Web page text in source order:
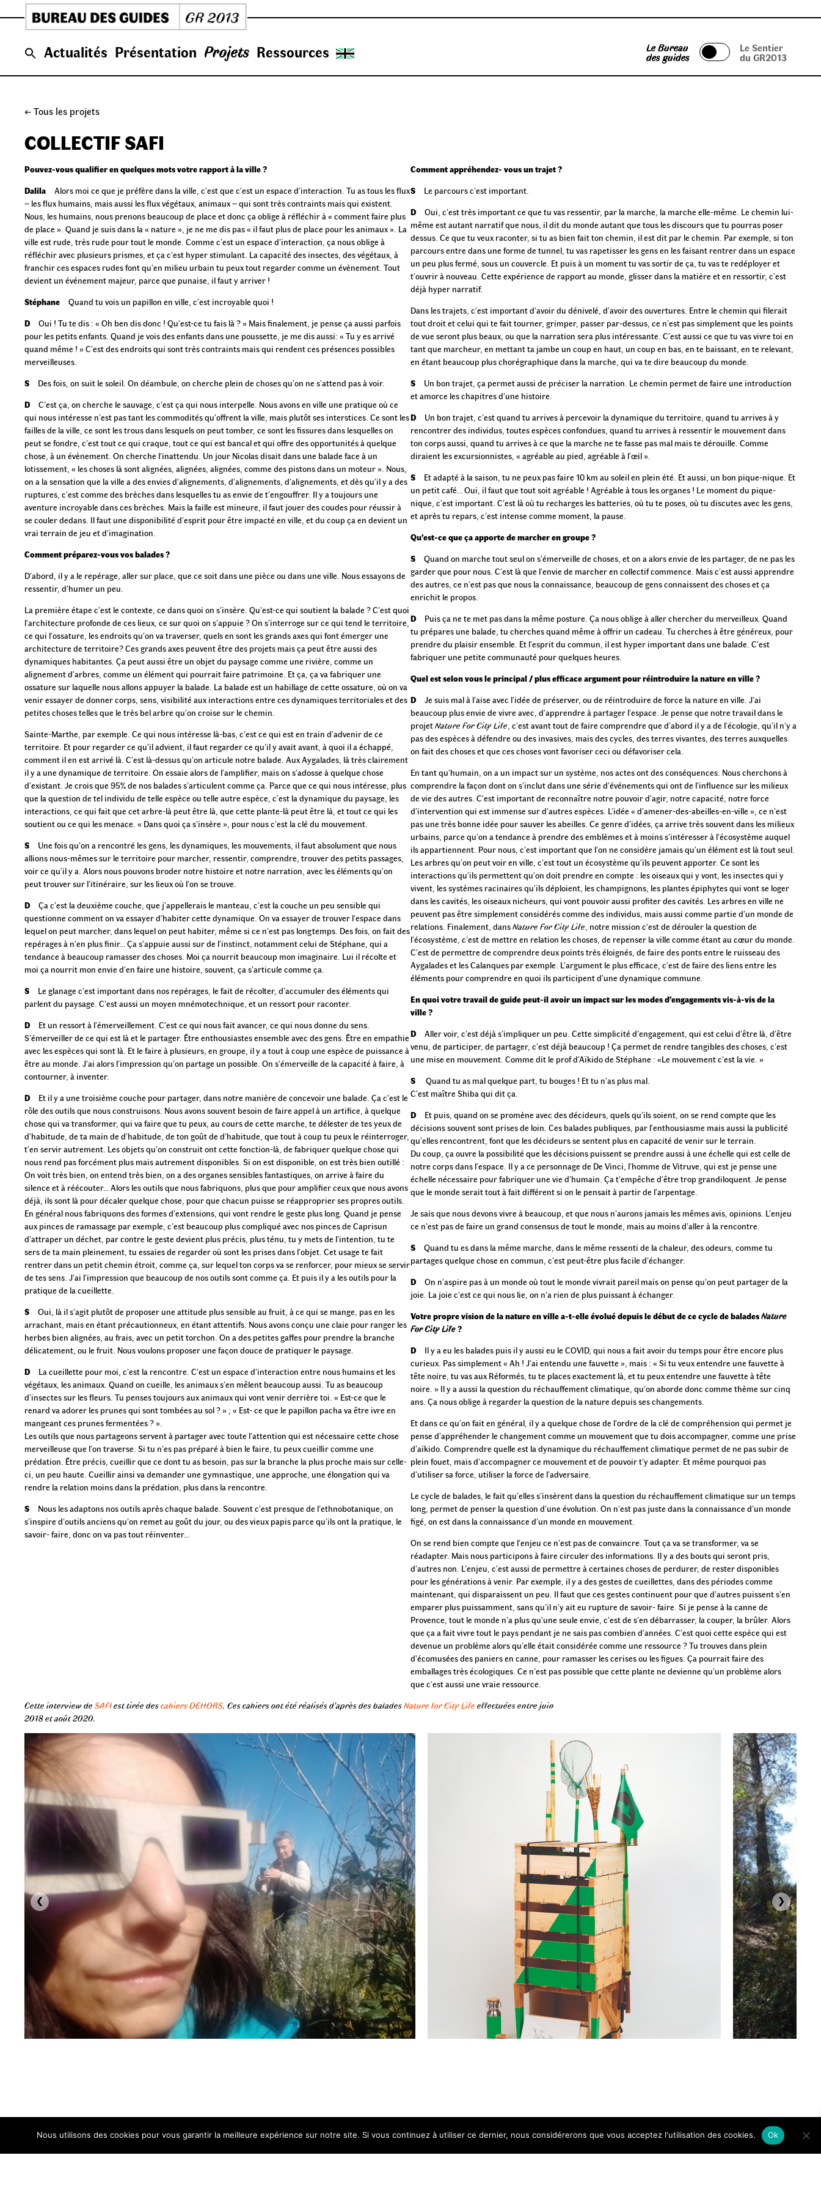
to
content
Actualités Présentation Projets Ressources Le Bureau
des guides
Le Sentier
du GR2013
← Tous les projets
COLLECTIF SAFI
Pouvez-vous qualifier en quelques mots votre rapport à la ville ?
Dalila Alors moi ce que je préfère dans la ville, c’est que c’est un espace d’interaction. Tu as tous les flux
– les flux humains, mais aussi les flux végétaux, animaux – qui sont très contraints mais qui existent.
Nous, les humains, nous prenons beaucoup de place et donc ça oblige à réfléchir à « comment faire plus
de place ». Quand je suis dans la « nature », je ne me dis pas « il faut plus de place pour les animaux ». La
ville est rude, très rude pour tout le monde. Comme c’est un espace d’interaction, ça nous oblige à
réfléchir avec plusieurs prismes, et ça c’est hyper stimulant. La capacité des insectes, des végétaux, à
franchir ces espaces rudes font qu’en milieu urbain tu peux tout regarder comme un évènement. Tout
devient un événement majeur, parce que punaise, il faut y arriver !
Stéphane Quand tu vois un papillon en ville, c’est incroyable quoi !
D Oui ! Tu te dis : « Oh ben dis donc ! Qu’est-ce tu fais là ? » Mais finalement, je pense ça aussi parfois
pour les petits enfants. Quand je vois des enfants dans une poussette, je me dis aussi: « Tu y es arrivé
quand même ! » C’est des endroits qui sont très contraints mais qui rendent ces présences possibles
merveilleuses.
S Des fois, on suit le soleil. On déambule, on cherche plein de choses qu’on ne s’attend pas à voir.
D C’est ça, on cherche le sauvage, c’est ça qui nous interpelle. Nous avons en ville une pratique où ce
qui nous intéresse n’est pas tant les commodités qu’offrent la ville, mais plutôt ses interstices. Ce sont les
failles de la ville, ce sont les trous dans lesquels on peut tomber, ce sont les fissures dans lesquelles on
peut se fondre, c’est tout ce qui craque, tout ce qui est bancal et qui offre des opportunités à quelque
chose, à un évènement. On cherche l’inattendu. Un jour Nicolas disait dans une balade face à un
lotissement, « les choses là sont alignées, alignées, alignées, comme des pistons dans un moteur ». Nous,
on a la sensation que la ville a des envies d’alignements, d’alignements, d’alignements, et dès qu’il y a des
ruptures, c’est comme des brèches dans lesquelles tu as envie de t’engouffrer. Il y a toujours une
aventure incroyable dans ces brèches. Mais la faille est mineure, il faut jouer des coudes pour réussir à
se couler dedans. Il faut une disponibilité d’esprit pour être impacté en ville, et du coup ça en devient un
vrai terrain de jeu et d’imagination.
Comment préparez-vous vos balades ?
D’abord, il y a le repérage, aller sur place, que ce soit dans une pièce ou dans une ville. Nous essayons de
ressentir, d’humer un peu.
La première étape c’est le contexte, ce dans quoi on s’insère. Qu’est-ce qui soutient la balade ? C’est quoi
l’architecture profonde de ces lieux, ce sur quoi on s’appuie ? On s’interroge sur ce qui tend le territoire,
ce qui l’ossature, les endroits qu’on va traverser, quels en sont les grands axes qui font émerger une
architecture de territoire? Ces grands axes peuvent être des projets mais ça peut être aussi des
dynamiques habitantes. Ça peut aussi être un objet du paysage comme une rivière, comme un
alignement d’arbres, comme un élément qui pourrait faire patrimoine. Et ça, ça va fabriquer une
ossature sur laquelle nous allons appuyer la balade. La balade est un habillage de cette ossature, où on va
venir essayer de donner corps, sens, visibilité aux interactions entre ces dynamiques territoriales et des
petites choses telles que le très bel arbre qu’on croise sur le chemin.
Sainte-Marthe, par exemple. Ce qui nous intéresse là-bas, c’est ce qui est en train d’advenir de ce
territoire. Et pour regarder ce qu’il advient, il faut regarder ce qu’il y avait avant, à quoi il a échappé,
comment il en est arrivé là. C’est là-dessus qu’on articule notre balade. Aux Aygalades, là très clairement
il y a une dynamique de territoire. On essaie alors de l’amplifier, mais on s’adosse à quelque chose
d’existant. Je crois que 95% de nos balades s’articulent comme ça. Parce que ce qui nous intéresse, plus
que la question de tel individu de telle espèce ou telle autre espèce, c’est la dynamique du paysage, les
interactions, ce qui fait que cet arbre-là peut être là, que cette plante-là peut être là, et tout ce qui les
soutient ou ce qui les menace. « Dans quoi ça s’insère », pour nous c’est la clé du mouvement.
S Une fois qu’on a rencontré les gens, les dynamiques, les mouvements, il faut absolument que nous
allions nous-mêmes sur le territoire pour marcher, ressentir, comprendre, trouver des petits passages,
voir ce qu’il y a. Alors nous pouvons broder notre histoire et notre narration, avec les éléments qu’on
peut trouver sur l’itinéraire, sur les lieux où l’on se trouve.
D Ça c’est la deuxième couche, que j’appellerais le manteau, c’est la couche un peu sensible qui
questionne comment on va essayer d’habiter cette dynamique. On va essayer de trouver l’espace dans
lequel on peut marcher, dans lequel on peut habiter, même si ce n’est pas longtemps. Des fois, on fait des
repérages à n’en plus finir… Ça s’appuie aussi sur de l’instinct, notamment celui de Stéphane, qui a
tendance à beaucoup ramasser des choses. Moi ça nourrit beaucoup mon imaginaire. Lui il récolte et
moi ça nourrit mon envie d’en faire une histoire, souvent, ça s’articule comme ça.
S Le glanage c’est important dans nos repérages, le fait de récolter, d’accumuler des éléments qui
parlent du paysage. C’est aussi un moyen mnémotechnique, et un ressort pour raconter.
D Et un ressort à l’émerveillement. C’est ce qui nous fait avancer, ce qui nous donne du sens.
S’émerveiller de ce qui est là et le partager. Être enthousiastes ensemble avec des gens. Être en empathie
avec les espèces qui sont là. Et le faire à plusieurs, en groupe, il y a tout à coup une espèce de puissance à
être au monde. J’ai alors l’impression qu’on partage un possible. On s’émerveille de la capacité à faire, à
contourner, à inventer.
D Et il y a une troisième couche pour partager, dans notre manière de concevoir une balade. Ça c’est le
rôle des outils que nous construisons. Nous avons souvent besoin de faire appel à un artifice, à quelque
chose qui va transformer, qui va faire que tu peux, au cours de cette marche, te délester de tes yeux de
d’habitude, de ta main de d’habitude, de ton goût de d’habitude, que tout à coup tu peux le réinterroger,
t’en servir autrement. Les objets qu’on construit ont cette fonction-là, de fabriquer quelque chose qui
nous rend pas forcément plus mais autrement disponibles. Si on est disponible, on est très bien outillé :
On voit très bien, on entend très bien, on a des organes sensibles fantastiques, on arrive à faire du
silence et à réécouter… Alors les outils que nous fabriquons, plus que pour amplifier ceux que nous avons
déjà, ils sont là pour décaler quelque chose, pour que chacun puisse se réapproprier ses propres outils.
En général nous fabriquons des formes d’extensions, qui vont rendre le geste plus long. Quand je pense
aux pinces de ramassage par exemple, c’est beaucoup plus compliqué avec nos pinces de Caprisun
d’attraper un déchet, par contre le geste devient plus précis, plus ténu, tu y mets de l’intention, tu te
sers de ta main pleinement, tu essaies de regarder où sont les prises dans l’objet. Cet usage te fait
rentrer dans un petit chemin étroit, comme ça, sur lequel ton corps va se renforcer, pour mieux se servir
de tes sens. J’ai l’impression que beaucoup de nos outils sont comme ça. Et puis il y a les outils pour la
pratique de la cueillette.
S Oui, là il s’agit plutôt de proposer une attitude plus sensible au fruit, à ce qui se mange, pas en les
arrachant, mais en étant précautionneux, en étant attentifs. Nous avons conçu une claie pour ranger les
herbes bien alignées, au frais, avec un petit torchon. On a des petites gaffes pour prendre la branche
délicatement, ou le fruit. Nous voulons proposer une façon douce de pratiquer le paysage.
D La cueillette pour moi, c’est la rencontre. C’est un espace d’interaction entre nous humains et les
végétaux, les animaux. Quand on cueille, les animaux s’en mêlent beaucoup aussi. Tu as beaucoup
d’insectes sur les fleurs. Tu penses toujours aux animaux qui vont venir derrière toi. « Est-ce que le
renard va adorer les prunes qui sont tombées au sol ? » ; « Est- ce que le papillon pacha va être ivre en
mangeant ces prunes fermentées ? ».
Les outils que nous partageons servent à partager avec toute l’attention qui est nécessaire cette chose
merveilleuse que l’on traverse. Si tu n’es pas préparé à bien le faire, tu peux cueillir comme une
prédation. Être précis, cueillir que ce dont tu as besoin, pas sur la branche la plus proche mais sur celle-
ci, un peu haute. Cueillir ainsi va demander une gymnastique, une approche, une élongation qui va
rendre la relation moins dans la prédation, plus dans la rencontre.
S Nous les adaptons nos outils après chaque balade. Souvent c’est presque de l’ethnobotanique, on
s’inspire d’outils anciens qu’on remet au goût du jour, ou des vieux papis parce qu’ils ont la pratique, le
savoir- faire, donc on va pas tout réinventer…
Comment appréhendez- vous un trajet ?
S Le parcours c’est important.
D Oui, c’est très important ce que tu vas ressentir, par la marche, la marche elle-même. Le chemin lui-
même est autant narratif que nous, il dit du monde autant que tous les discours que tu pourras poser
dessus. Ce que tu veux raconter, si tu as bien fait ton chemin, il est dit par le chemin. Par exemple, si ton
parcours entre dans une forme de tunnel, tu vas rapetisser les gens en les faisant rentrer dans un espace
un peu plus fermé, sous un couvercle. Et puis à un moment tu vas sortir de ça, tu vas te redéployer et
t’ouvrir à nouveau. Cette expérience de rapport au monde, glisser dans la matière et en ressortir, c’est
déjà hyper narratif.
Dans les trajets, c’est important d’avoir du dénivelé, d’avoir des ouvertures. Entre le chemin qui filerait
tout droit et celui qui te fait tourner, grimper, passer par-dessus, ce n’est pas simplement que les points
de vue seront plus beaux, ou que la narration sera plus intéressante. C’est aussi ce que tu vas vivre toi en
tant que marcheur, en mettant ta jambe un coup en haut, un coup en bas, en te baissant, en te relevant,
en étant beaucoup plus chorégraphique dans la marche, qui va te dire beaucoup du monde.
S Un bon trajet, ça permet aussi de préciser la narration. Le chemin permet de faire une introduction
et amorce les chapitres d’une histoire.
D Un bon trajet, c’est quand tu arrives à percevoir la dynamique du territoire, quand tu arrives à y
rencontrer des individus, toutes espèces confondues, quand tu arrives à ressentir le mouvement dans
ton corps aussi, quand tu arrives à ce que la marche ne te fasse pas mal mais te dérouille. Comme
diraient les excursionnistes, « agréable au pied, agréable à l’œil ».
S Et adapté à la saison, tu ne peux pas faire 10 km au soleil en plein été. Et aussi, un bon pique-nique. Et
un petit café… Oui, il faut que tout soit agréable ! Agréable à tous les organes ! Le moment du pique-
nique, c’est important. C’est là où tu recharges les batteries, où tu te poses, où tu discutes avec les gens,
et après tu repars, c’est intense comme moment, la pause.
Qu’est-ce que ça apporte de marcher en groupe ?
S Quand on marche tout seul on s’émerveille de choses, et on a alors envie de les partager, de ne pas les
garder que pour nous. C’est là que l’envie de marcher en collectif commence. Mais c’est aussi apprendre
des autres, ce n’est pas que nous la connaissance, beaucoup de gens connaissent des choses et ça
enrichit le propos.
D Puis ça ne te met pas dans la même posture. Ça nous oblige à aller chercher du merveilleux. Quand
tu prépares une balade, tu cherches quand même à offrir un cadeau. Tu cherches à être généreux, pour
prendre du plaisir ensemble. Et l’esprit du commun, il est hyper important dans une balade. C’est
fabriquer une petite communauté pour quelques heures.
Quel est selon vous le principal / plus efficace argument pour réintroduire la nature en ville ?
D Je suis mal à l’aise avec l’idée de préserver, ou de réintroduire de force la nature en ville. J’ai
beaucoup plus envie de vivre avec, d’apprendre à partager l’espace. Je pense que notre travail dans le
projetNature For City Life, c’est avant tout de faire comprendre que d’abord il y a de l’écologie, qu’il n’y a
pas des espèces à défendre ou des invasives, mais des cycles, des terres vivantes, des terres auxquelles
on fait des choses et que ces choses vont favoriser ceci ou défavoriser cela.
En tant qu’humain, on a un impact sur un système, nos actes ont des conséquences. Nous cherchons à
comprendre la façon dont on s’inclut dans une série d’événements qui ont de l’influence sur les milieux
de vie des autres. C’est important de reconnaître notre pouvoir d’agir, notre capacité, notre force
d’intervention qui est immense sur d’autres espèces. L’idée « d’amener-des-abeilles-en-ville », ce n’est
pas une très bonne idée pour sauver les abeilles. Ce genre d’idées, ça arrive très souvent dans les milieux
urbains, parce qu’on a tendance à prendre des emblèmes et à moins s’intéresser à l’écosystème auquel
ils appartiennent. Pour nous, c’est important que l’on ne considère jamais qu’un élément est là tout seul.
Les arbres qu’on peut voir en ville, c’est tout un écosystème qu’ils peuvent apporter. Ce sont les
interactions qu’ils permettent qu’on doit prendre en compte : les oiseaux qui y vont, les insectes qui y
vivent, les systèmes racinaires qu’ils déploient, les champignons, les plantes épiphytes qui vont se loger
dans les cavités, les oiseaux nicheurs, qui vont pouvoir aussi profiter des cavités. Les arbres en ville ne
peuvent pas être simplement considérés comme des individus, mais aussi comme partie d’un monde de
relations. Finalement, dansNature For City Life, notre mission c’est de dérouler la question de
l’écosystème, c’est de mettre en relation les choses, de repenser la ville comme étant au cœur du monde.
C’est de permettre de comprendre deux points très éloignés, de faire des ponts entre le ruisseau des
Aygalades et les Calanques par exemple. L’argument le plus efficace, c’est de faire des liens entre les
éléments pour comprendre en quoi ils participent d’une dynamique commune.
En quoi votre travail de guide peut-il avoir un impact sur les modes d’engagements vis-à-vis de la
ville ?
D Aller voir, c’est déjà s’impliquer un peu. Cette simplicité d’engagement, qui est celui d’être là, d’être
venu, de participer, de partager, c’est déjà beaucoup ! Ça permet de rendre tangibles des choses, c’est
une mise en mouvement. Comme dit le prof d’Aïkido de Stéphane : «Le mouvement c’est la vie. »
S
Quand tu as mal quelque part, tu bouges ! Et tu n’as plus mal.
C’est maître Shiba qui dit ça.
D Et puis, quand on se promène avec des décideurs, quels qu’ils soient, on se rend compte que les
décisions souvent sont prises de loin. Ces balades publiques, par l’enthousiasme mais aussi la publicité
qu’elles rencontrent, font que les décideurs se sentent plus en capacité de venir sur le terrain.
Du coup, ça ouvre la possibilité que les décisions puissent se prendre aussi à une échelle qui est celle de
notre corps dans l’espace. Il y a ce personnage de De Vinci, l’homme de Vitruve, qui est je pense une
échelle nécessaire pour fabriquer une vie d’humain. Ça t’empêche d’être trop grandiloquent. Je pense
que le monde serait tout à fait différent si on le pensait à partir de l’arpentage.
Je sais que nous devons vivre à beaucoup, et que nous n’aurons jamais les mêmes avis, opinions. L’enjeu
ce n’est pas de faire un grand consensus de tout le monde, mais au moins d’aller à la rencontre.
S Quand tu es dans la même marche, dans le même ressenti de la chaleur, des odeurs, comme tu
partages quelque chose en commun, c’est peut-être plus facile d’échanger.
D On n’aspire pas à un monde où tout le monde vivrait pareil mais on pense qu’on peut partager de la
joie. La joie c’est ce qui nous lie, on n’a rien de plus puissant à échanger.
Votre propre vision de la nature en ville a-t-elle évolué depuis le début de ce cycle de baladesNature
For City Life?
D Il y a eu les balades puis il y aussi eu le COVID, qui nous a fait avoir du temps pour être encore plus
curieux. Pas simplement « Ah ! J’ai entendu une fauvette », mais : « Si tu veux entendre une fauvette à
tête noire, tu vas aux Réformés, tu te places exactement là, et tu peux entendre une fauvette à tête
noire. » Il y a aussi la question du réchauffement climatique, qu’on aborde donc comme thème sur cinq
ans. Ça nous oblige à regarder la question de la nature depuis ses changements.
Et dans ce qu’on fait en général, il y a quelque chose de l’ordre de la clé de compréhension qui permet je
pense d’appréhender le changement comme un mouvement que tu dois accompagner, comme une prise
d’aïkido. Comprendre quelle est la dynamique du réchauffement climatique permet de ne pas subir de
plein fouet, mais d’accompagner ce mouvement et de pouvoir t’y adapter. Et même pourquoi pas
d’utiliser sa force, utiliser la force de l’adversaire.
Le cycle de balades, le fait qu’elles s’insèrent dans la question du réchauffement climatique sur un temps
long, permet de penser la question d’une évolution. On n’est pas juste dans la connaissance d’un monde
figé, on est dans la connaissance d’un monde en mouvement.
On se rend bien compte que l’enjeu ce n’est pas de convaincre. Tout ça va se transformer, va se
réadapter. Mais nous participons à faire circuler des informations. Il y a des bouts qui seront pris,
d’autres non. L’enjeu, c’est aussi de permettre à certaines choses de perdurer, de rester disponibles
pour les générations à venir. Par exemple, il y a des gestes de cueillettes, dans des périodes comme
maintenant, qui disparaissent un peu. Il faut que ces gestes continuent pour que d’autres puissent s’en
emparer plus puissamment, sans qu’il n’y ait eu rupture de savoir- faire. Si je pense à la canne de
Provence, tout le monde n’a plus qu’une seule envie, c’est de s’en débarrasser, la couper, la brûler. Alors
que ça a fait vivre tout le pays pendant je ne sais pas combien d’années. C’est quoi cette espèce qui est
devenue un problème alors qu’elle était considérée comme une ressource ? Tu trouves dans plein
d’écomusées des paniers en canne, pour ramasser les cerises ou les figues. Ça pourrait faire des
emballages très écologiques. Ce n’est pas possible que cette plante ne devienne qu’un problème alors
que c’est aussi une vraie ressource.
Cette interview de SAFIest tirée descahiers DEHORS. Ces cahiers ont été réalisés d’après des baladesNature for City Life effectuées entre juin
2018 et août 2020.
‹ ›
Nous utilisons des cookies pour vous garantir la meilleure expérience sur notre site. Si vous continuez à utiliser ce dernier, nous considérerons que vous acceptez l'utilisation des cookies. Ok